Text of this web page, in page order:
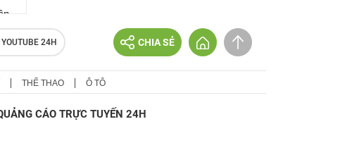
YOUTUBE 24H CHIA SẺ
THỂ THAO Ô TÔ
CÁO TRỰC TUYẾN 24H